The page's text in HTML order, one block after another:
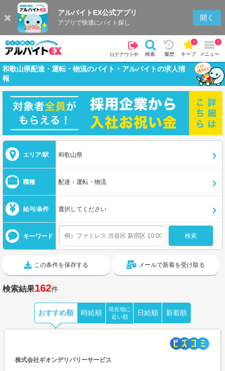
アルバイトEX公式アプリ
アプリで快適にバイト探し
開く
ログアウト中 検索 履歴 キープ
0
メニュー
0
和歌山県配達・運転・物流のバイト・アルバイトの求人情
報
エリア/駅 和歌山県
職種 配達・運転・物流
給与/条件 選択してください
キーワード
この条件を保存する メールで新着を受け取る
検索結果162件
おすすめ順 時給順
現在地に
近い順
日給順 新着順
株式会社ギオンデリバリーサービス